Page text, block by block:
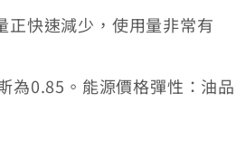
正快速減少，使用量非常有
為0.85。能源價格彈性：油品